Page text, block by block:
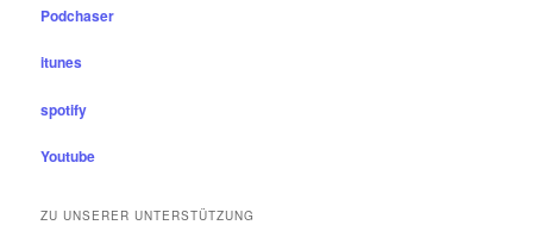
Podchaser
itunes
spotify
Youtube
ZU UNSERER UNTERSTÜTZUNG